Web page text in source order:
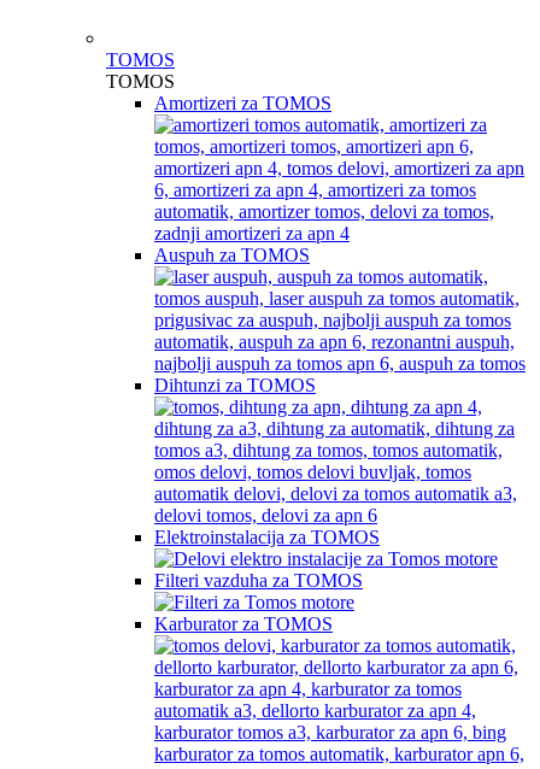
TOMOS
TOMOS
Amortizeri za TOMOS
Auspuh za TOMOS
Dihtunzi za TOMOS
Elektroinstalacija za TOMOS
Filteri vazduha za TOMOS
Karburator za TOMOS